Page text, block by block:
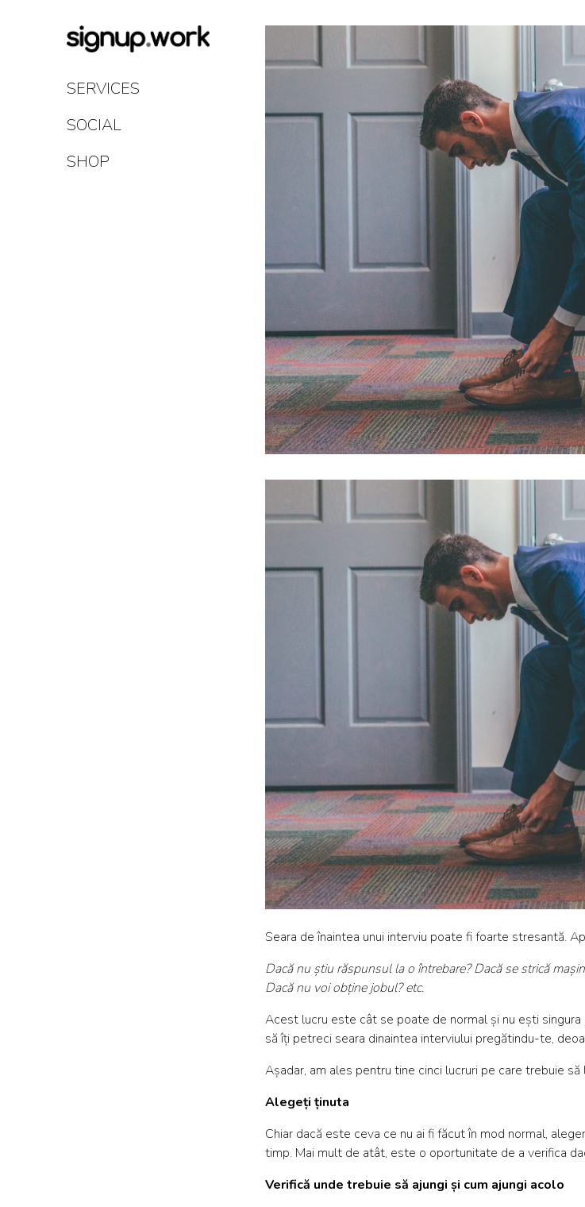
Content
SERVICES
SOCIAL
SHOP
Seara de înaintea unui interviu poate fi foarte stresantă.
Dacă nu știu răspunsul la o întrebare? Dacă se strică
Dacă nu voi obține jobul? etc.
Acest lucru este cât se poate de normal și nu ești
să îți petreci seara dinaintea interviului pregătindu-te,
Așadar, am ales pentru tine cinci lucruri pe care trebuie
Alegeți ținuta
Chiar dacă este ceva ce nu ai fi făcut în mod normal,
timp. Mai mult de atât, este o oportunitate de a verifica
Verifică unde trebuie să ajungi și cum ajungi acolo